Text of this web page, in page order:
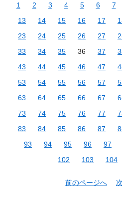
1 2 3 4 5 6 7
13
14 15 16 17
23
24 25 26 27
33
34 35 36 37
43
44 45 46 47
53
54 55 56 57
63
64 65 66 67
73
74 75 76 77
83
84 85 86 87
93
94 95 96 97
102
103 104
前のページへ